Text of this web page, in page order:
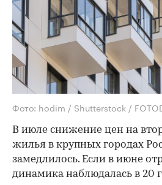
Фото: hodim / Shutterstock /
В июле снижение цен на
жилья в крупных городах
замедлилось. Если в июне
динамика наблюдалась в 20